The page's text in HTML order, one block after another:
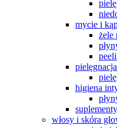
mycie i
żele
higiena
włosy i skóra